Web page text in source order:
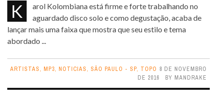
Karol Kolombiana está firme e forte trabalhando no
aguardado disco solo e como degustação, acaba de
lançar mais uma faixa que mostra que seu estilo e tema
abordado ...
ARTISTAS, MP3, NOTICIAS, SÃO PAULO - SP, TOPO 8 DE NOVEMBRO
DE 2016
BY MANDRAKE